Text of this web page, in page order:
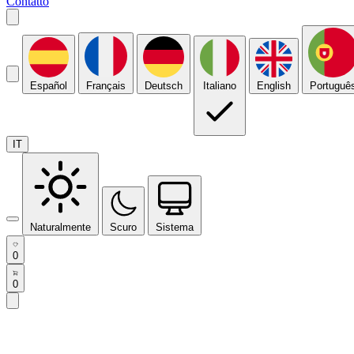
Español Français Deutsch Italiano English
IT
Naturalmente Scuro Sistema
0
0